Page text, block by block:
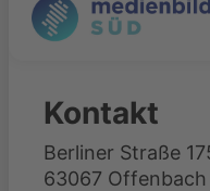
Kontakt
Berliner Straße
63067 Offenbach